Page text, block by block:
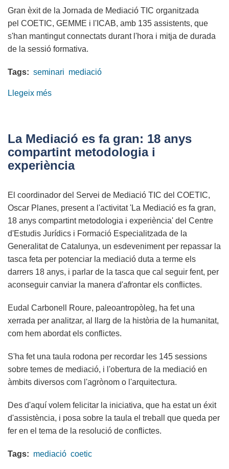
Gran èxit de la Jornada de Mediació TIC organitzada
pel COETIC, GEMME i l'ICAB, amb 135 assistents, que
s'han mantingut connectats durant l'hora i mitja de durada
de la sessió formativa.
Tags: seminari mediació
Llegeix més
TIC,
un
camino
explorar
La Mediació es fa gran: 18 anys
compartint metodologia i
experiència
El coordinador del Servei de Mediació TIC del COETIC,
Oscar Planes, present a l'activitat 'La Mediació es fa gran,
18 anys compartint metodologia i experiència' del Centre
d'Estudis Jurídics i Formació Especialitzada de la
Generalitat de Catalunya, un esdeveniment per repassar la
tasca feta per potenciar la mediació duta a terme els
darrers 18 anys, i parlar de la tasca que cal seguir fent, per
aconseguir canviar la manera d'afrontar els conflictes.
Eudal Carbonell Roure, paleoantropòleg, ha fet una
xerrada per analitzar, al llarg de la història de la humanitat,
com hem abordat els conflictes.
S'ha fet una taula rodona per recordar les 145 sessions
sobre temes de mediació, i l'obertura de la mediació en
àmbits diversos com l'agrònom o l'arquitectura.
Des d'aquí volem felicitar la iniciativa, que ha estat un éxit
d'assistència, i posa sobre la taula el treball que queda per
fer en el tema de la resolució de conflictes.
Tags: mediació coetic